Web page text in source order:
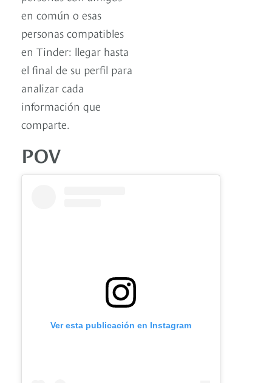
en común o esas
personas compatibles
en Tinder: llegar hasta
el final de su perfil para
analizar cada
información que
comparte.
POV
Ver esta publicación en Instagram